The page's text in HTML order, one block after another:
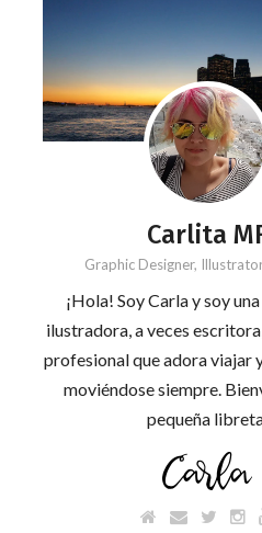
Carlita
Graphic Designer,
¡Hola! Soy Carla y soy
ilustradora, a veces
profesional que adora viajar
moviéndose siempre.
pequeña